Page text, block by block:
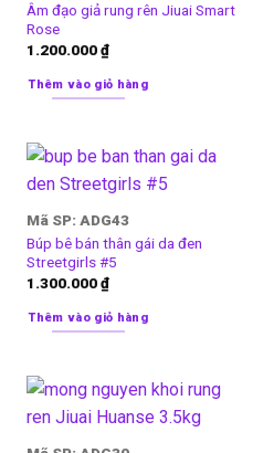
Âm đạo giả rung rên Jiuai Smart
Rose
1.200.000₫
Thêm vào giỏ hàng
Mã SP: ADG43
Búp bê bán thân gái da đen
Streetgirls #5
1.300.000₫
Thêm vào giỏ hàng